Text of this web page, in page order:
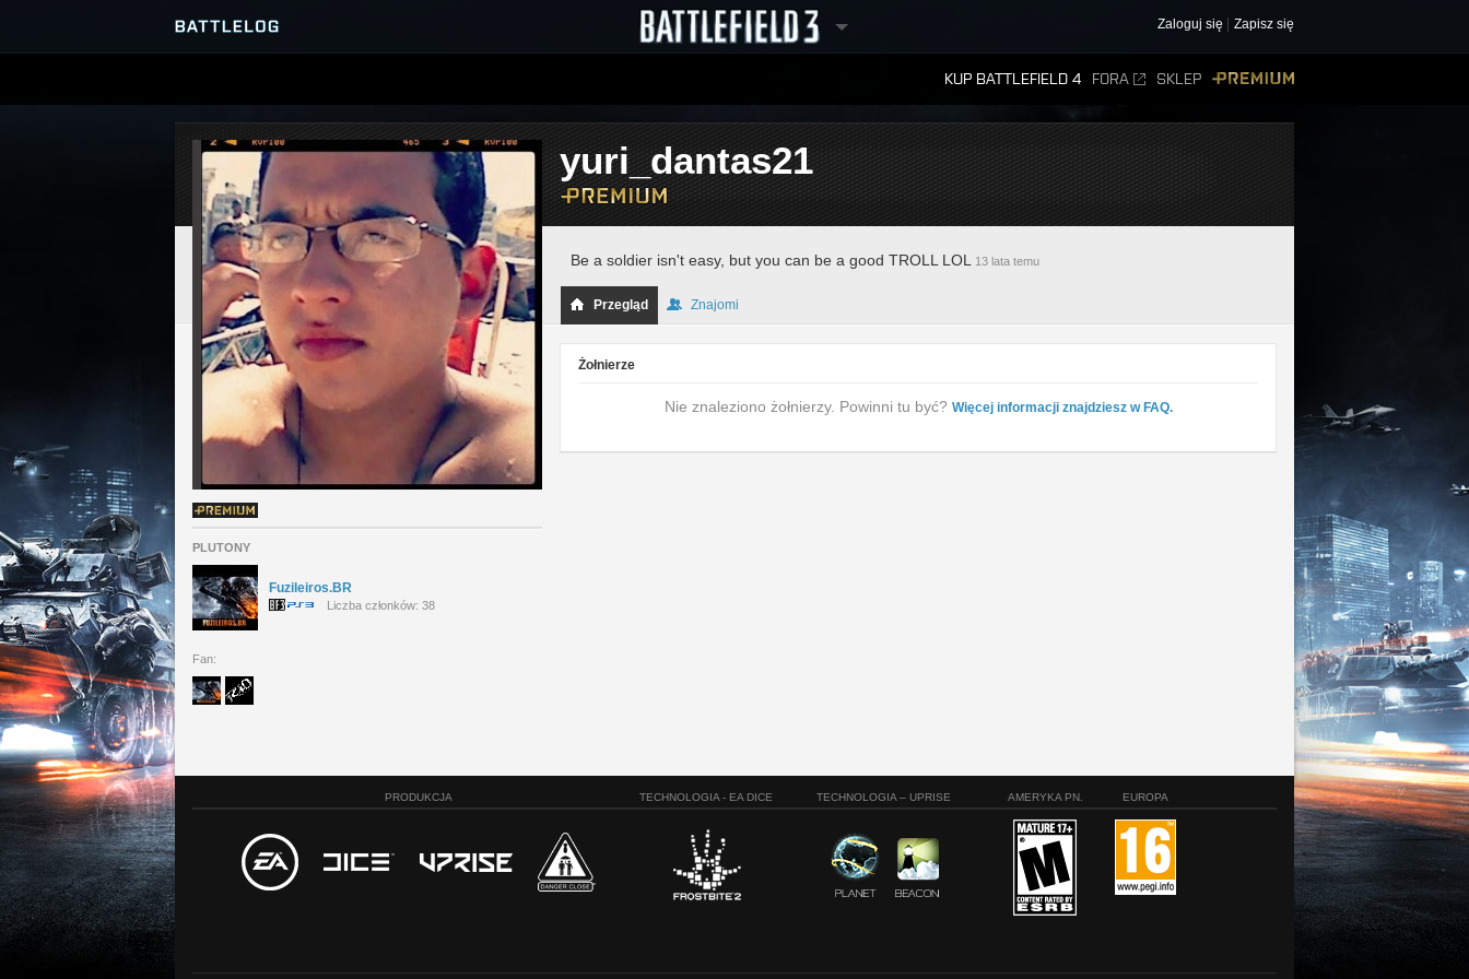
Zaloguj się Zapisz się
KUP BATTLEFIELD 4 FORA SKLEP
PRZEGLĄDARKA SERWERÓW
GRY
RANKINGI
PLUTONY
Fuzileiros.BR
Liczba członków: 38
Fan:
yuri_dantas21
Be a soldier isn't easy, but you can be a good TROLL LOL 13 lata temu
Przegląd Znajomi
Żołnierze
Nie znaleziono żołnierzy. Powinni tu być? Więcej informacji znajdziesz w FAQ.
PRODUKCJA TECHNOLOGIA - EA DICE TECHNOLOGIA – UPRISE AMERYKA PN. EUROPA